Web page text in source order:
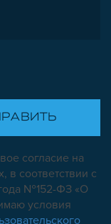
согласие на
в соответствии с
№152-ФЗ «О
условия